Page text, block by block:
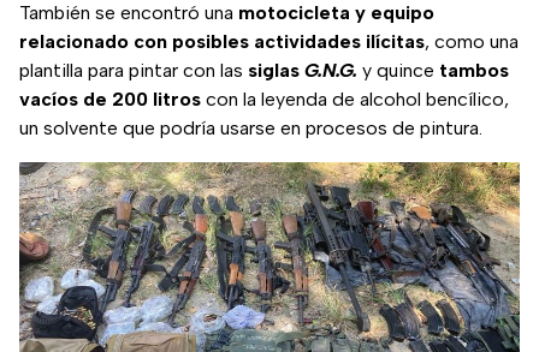
También se encontró una motocicleta y equipo
relacionado con posibles actividades ilícitas, como una
plantilla para pintar con las siglas G.N.G. y quince tambos
vacíos de 200 litros con la leyenda de alcohol bencílico,
un solvente que podría usarse en procesos de pintura.